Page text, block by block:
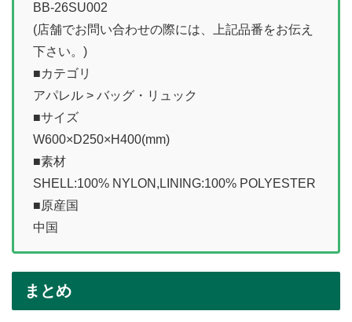
BB-26SU002
(店舗でお問い合わせの際には、上記品番をお伝え
下さい。)
■カテゴリ
アパレル > バッグ・リュック
■サイズ
W600×D250×H400(mm)
■素材
SHELL:100% NYLON,LINING:100% POLYESTER
■原産国
中国
まとめ